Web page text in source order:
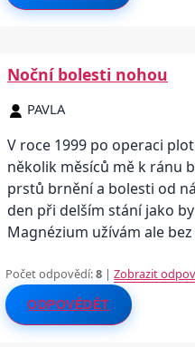
Noční bolesti nohou
PAVLA
V roce 1999 po operaci
několik měsíců mě k ránu
prstů brnění a bolesti od
den při delším stání jako
Magnézium užívám ale
Počet odpovědí:8 |Zobrazit
ODPOVĚDĚT